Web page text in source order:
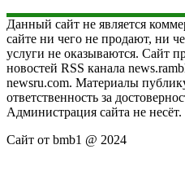
Данный сайт не является
сайте ни чего не продают, ни
услуги не оказываются. Сайт
новостей RSS канала
newsru.com. Материалы
ответственность за
Администрация сайта не несёт.
Сайт от bmb1 @ 2024